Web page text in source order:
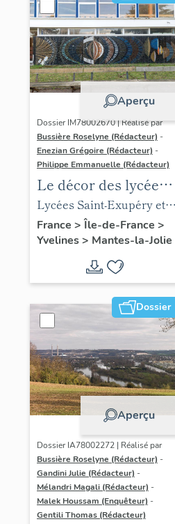
Aperçu
Dossier IM78002670 | Réalisé par
Bussière Roselyne (Rédacteur) -
Enezian Grégoire (Rédacteur) -
Philippe Emmanuelle (Rédacteur)
Le décor des lycées
de Mantes
Lycées Saint-Exupéry et
Jean Rostand
France > Île-de-France >
Yvelines> Mantes-la-Jolie
Dossier
Aperçu
Dossier IA78002272 | Réalisé par
Bussière Roselyne (Rédacteur) -
Gandini Julie (Rédacteur) -
Mélandri Magali (Rédacteur) -
Malek Houssam (Enquêteur) -
Gentili Thomas (Rédacteur)